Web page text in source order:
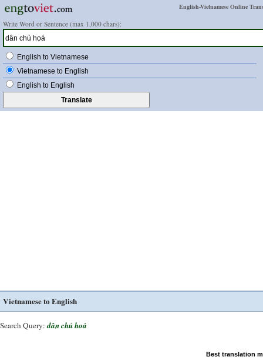
English-Vietnamese Online
Write Word or Sentence (max 1,000 chars):
English to Vietnamese
Vietnamese to English
English to English
Vietnamese to English
Search Query: dân chủ hoá
Best translation